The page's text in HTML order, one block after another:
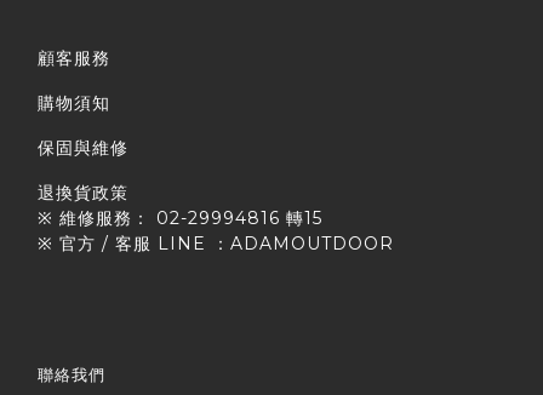
顧客服務
購物須知
保固與維修
退換貨政策
※ 維修服務： 02-29994816 轉15
※ 官方 / 客服 LINE ：ADAMOUTDOOR
聯絡我們